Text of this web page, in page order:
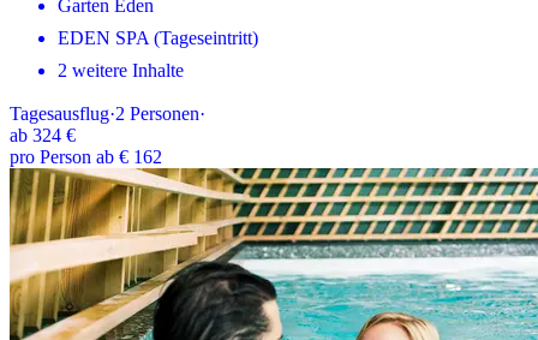
Garten Eden
EDEN SPA (Tageseintritt)
2 weitere Inhalte
Tagesausflug·2 Personen·
ab 324 €
pro Person ab € 162